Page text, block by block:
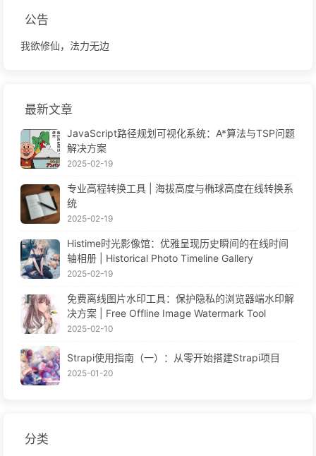
公告
我欲修仙，法力无边
最新文章
JavaScript路径规划可视化系统：A*算法与TSP问题
解决方案
2025-02-19
专业高程转换工具 | 海拔高度与椭球高度在线转换系
统
2025-02-19
Histime时光影像馆：优雅呈现历史瞬间的在线时间
轴相册 | Historical Photo Timeline Gallery
2025-02-19
免费离线图片水印工具：保护隐私的浏览器端水印解
决方案 | Free Offline Image Watermark Tool
2025-02-10
Strapi使用指南（一）：从零开始搭建Strapi项目
2025-01-20
分类